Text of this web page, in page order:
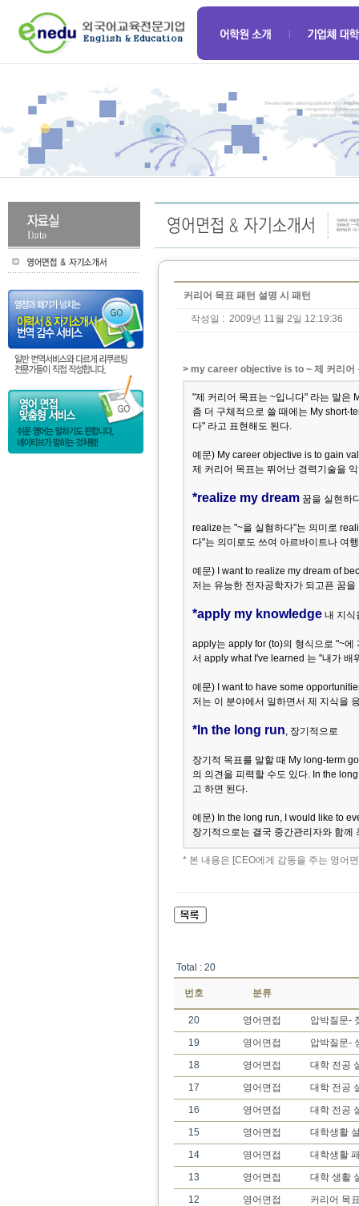
커리어 목표 패턴 설명 시 패턴
작성일 : 2009년 11월 2일 12:19:36
> my career objective is to ~ 제 커리어
"제 커리어 목표는 ~입니다" 라는 말은
좀 더 구체적으로 쓸 때에는 My short-
다" 라고 표현해도 된다.
예문) My career objective is to gain
제 커리어 목표는 뛰어난 경력기술을
*realize my dream 꿈을 실현하
realize는 "~을 실혐하다"는 의미로
다"는 의미로도 쓰여 아르바이트나 여
예문)
I want to realize my dream of
저는 유능한 전자공학자가 되고픈 꿈을
*apply my knowledge 내 지식
apply는 apply for (to)의 형식으로 "~에
서 apply what I've learned 는 "내가 배
예문) I want to have some
저는 이 분야에서 일하면서 제 지식을
*In the long run, 장기적으로
장기적 목표를 말할 때 My long-term
의 의견을 피력할 수도 있다. In the
고 하면 된다.
예문) In the long run, I would like to
장기적으로는 결국 중간관리자와 함께
* 본 내용은 [CEO에게 감동을 주는 영어
Total : 20
번호 분류
20 영어면접
압박질문-
19
영어면접
압박질문-
18
영어면접
대학 전공
17
영어면접
대학 전공
16
영어면접
대학 전공
15
영어면접
대학생활
14
영어면접
대학생활
13
영어면접
대학 생활
12
영어면접
커리어 목